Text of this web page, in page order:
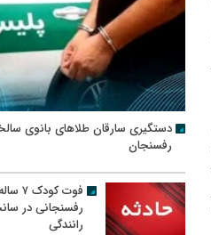
دستگیری سارقان طلاهای بانوی
رفسنجان
فوت کودک ۷ ساله
رفسنجانی در
رانندگی